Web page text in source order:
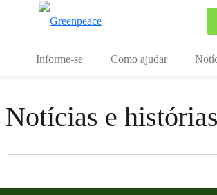
Informe-se Como ajudar
Notícias e histórias
Filter posts